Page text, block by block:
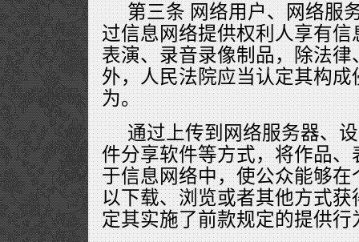
第三条 网络用户、网络服
过信息网络提供权利人享有
表演、录音录像制品，除法
外，人民法院应当认定其构
为。
通过上传到网络服务器、
件分享软件等方式，将作品
于信息网络中，使公众能够
以下载、浏览或者其他方式
定其实施了前款规定的提供行